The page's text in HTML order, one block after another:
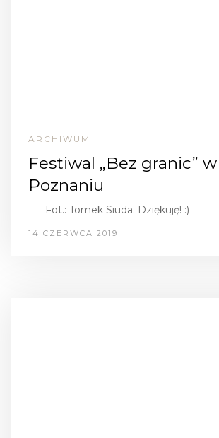
ARCHIWUM
Festiwal „Bez granic” w
Poznaniu
Fot.: Tomek Siuda. Dziękuję! :)
14 CZERWCA 2019